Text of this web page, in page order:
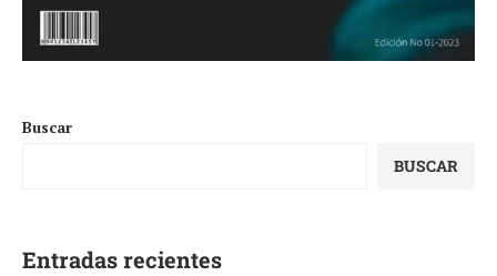
Buscar
BUSCAR
Entradas recientes